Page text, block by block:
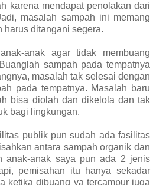
karena mendapat penolakan dari
masalah sampah ini memang
harus ditangani segera.
anak agar tidak membuang
sampah pada tempatnya
masalah tak selesai dengan
pada tempatnya. Masalah baru
bisa diolah dan dikelola dan tak
bagi lingkungan.
publik pun sudah ada fasilitas
antara sampah organik dan
anak-anak saya pun ada 2 jenis
pemisahan itu hanya sekadar
ketika dibuang ya tercampur juga